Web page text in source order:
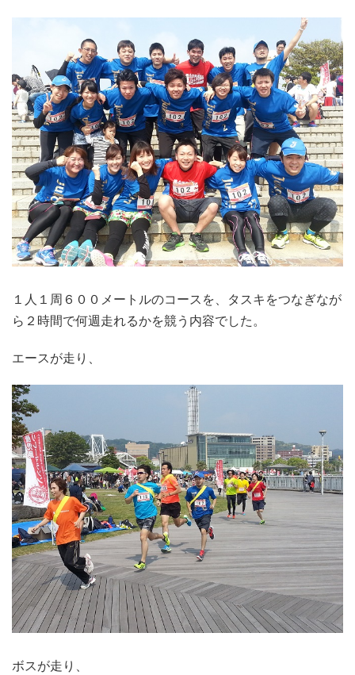
１人１周６００メートルのコースを、タスキをつなぎなが
ら２時間で何週走れるかを競う内容でした。
エースが走り、
ボスが走り、